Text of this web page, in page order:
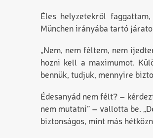
Éles helyzetekről
München irányába tartó
„Nem, nem féltem, nem
hozni kell a maximumot.
bennük, tudjuk, mennyire
Édesanyád nem félt? –
nem mutatni” – vallotta be.
biztonságos, mint más